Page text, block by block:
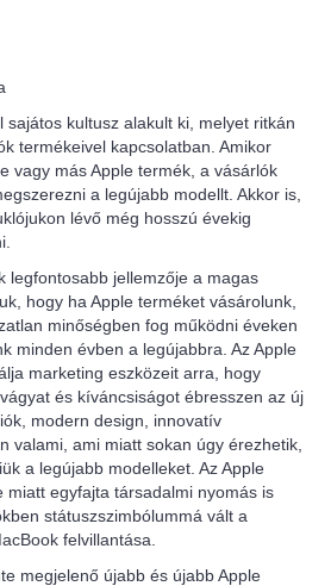
sajátos kultusz alakult ki, melyet ritkán
termékeivel kapcsolatban. Amikor
vagy más Apple termék, a vásárlók
a legújabb modellt. Akkor is,
lévő még hosszú évekig
legfontosabb jellemzője a magas
hogy ha Apple terméket vásárolunk,
minőségben fog működni éveken
minden évben a legújabbra. Az Apple
marketing eszközeit arra, hogy
és kíváncsiságot ébresszen az új
modern design, innovatív
valami, ami miatt sokan úgy érezhetik,
a legújabb modelleket. Az Apple
miatt egyfajta társadalmi nyomás is
státuszszimbólummá vált a
felvillantása.
megjelenő újabb és újabb Apple